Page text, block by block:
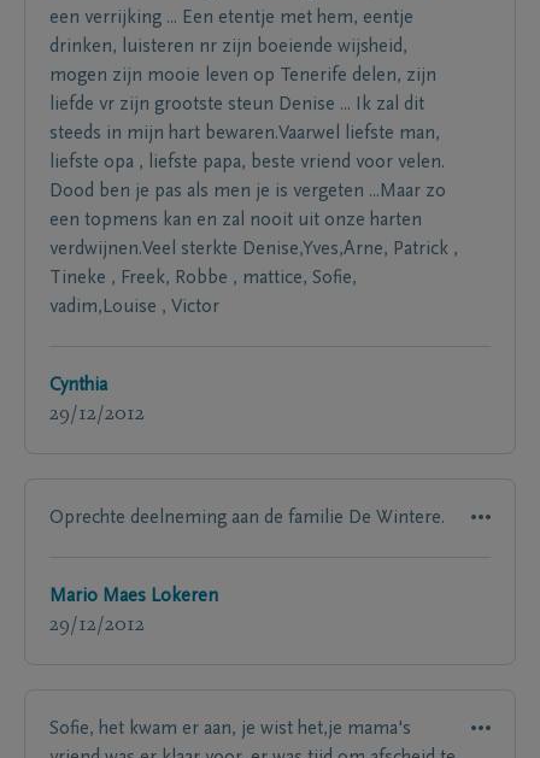
een verrijking ... Een etentje met hem, eentje
drinken, luisteren nr zijn boeiende wijsheid,
mogen zijn mooie leven op Tenerife delen, zijn
liefde vr zijn grootste steun Denise ... Ik zal dit
steeds in mijn hart bewaren.Vaarwel liefste man,
liefste opa , liefste papa, beste vriend voor velen.
Dood ben je pas als men je is vergeten ...Maar zo
een topmens kan en zal nooit uit onze harten
verdwijnen.Veel sterkte Denise,Yves,Arne, Patrick ,
Tineke , Freek, Robbe , mattice, Sofie,
vadim,Louise , Victor
Cynthia
29/12/2012
Oprechte deelneming aan de familie De Wintere.
Mario Maes Lokeren
29/12/2012
Sofie, het kwam er aan, je wist het,je mama's